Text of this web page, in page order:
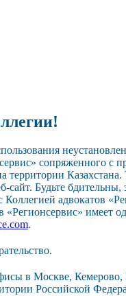
сопряженного с
территории
Будьте бдительны,
адвокатов
«Регионсервис» имеет
.
в Москве, Кемерово,
Российской